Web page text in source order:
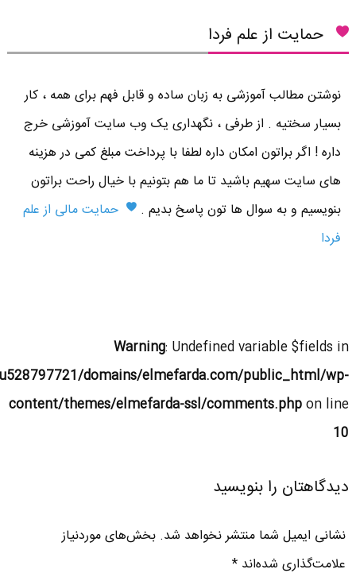
حمایت از علم فردا
نوشتن مطالب آموزشی به زبان ساده و قابل فهم برای همه ، کار
بسیار سختیه . از طرفی ، نگهداری یک وب سایت آموزشی خرج
داره ! اگر براتون امکان داره لطفا با پرداخت مبلغ کمی در هزینه
های سایت سهیم باشید تا ما هم بتونیم با خیال راحت براتون
بنویسیم و به سوال ها تون پاسخ بدیم .
حمایت مالی از علم
فردا
Warning: Undefined variable $fields in
domains/elmefarda.com/public_html/wp-
content/themes/elmefarda-ssl/comments.phpon line
10
دیدگاهتان را بنویسید
نشانی ایمیل شما منتشر نخواهد شد. بخش‌های موردنیاز
علامت‌گذاری شده‌اند*